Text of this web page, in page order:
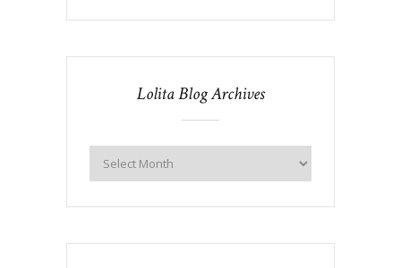
Lolita Blog Archives